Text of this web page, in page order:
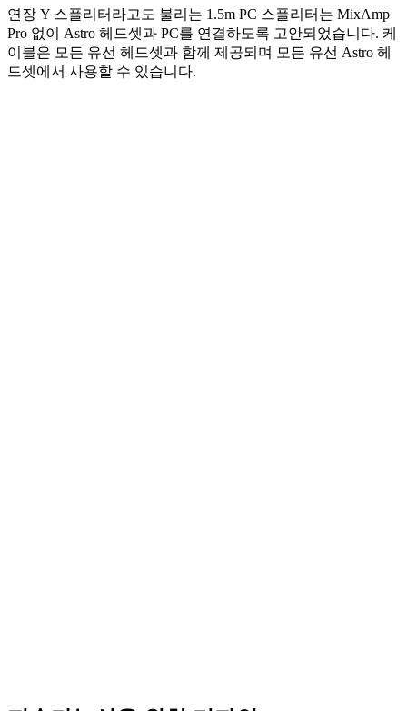
연장 Y 스플리터라고도 불리는 1.5m PC 스플리터는 MixAmp
Pro 없이 Astro 헤드셋과 PC를 연결하도록 고안되었습니다. 케
이블은 모든 유선 헤드셋과 함께 제공되며 모든 유선 Astro 헤
드셋에서 사용할 수 있습니다.